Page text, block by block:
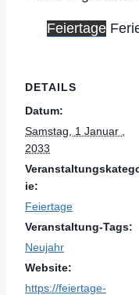
Feiertage
DETAILS
Datum:
Samstag, 1 Januar ,
2033
ie:
Feiertage
Veranstaltung-Tags:
Neujahr
Website:
https://feiertage-